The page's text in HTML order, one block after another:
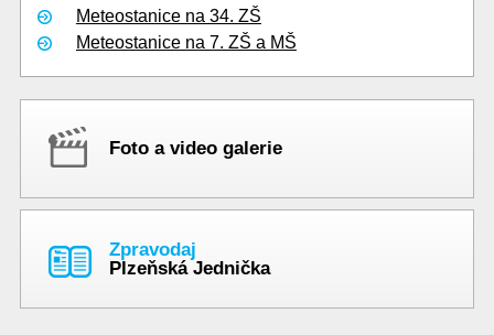
Meteostanice na 34. ZŠ
Meteostanice na 7. ZŠ a MŠ
Foto a video galerie
Zpravodaj
Plzeňská Jednička